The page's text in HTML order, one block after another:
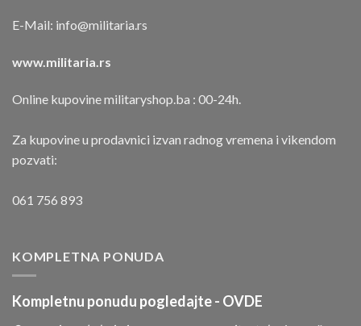
E-Mail: info@militaria.rs
www.militaria.rs
Online kupovine militaryshop.ba : 00-24h.
Za kupovine u prodavnici izvan radnog vremena i vikendom
pozvati:
061 756 893
KOMPLETNA PONUDA
Kompletnu ponudu pogledajte - OVDE